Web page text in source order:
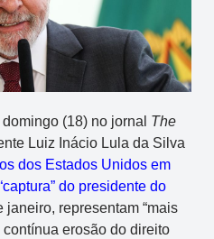
(18) no jornal The
Luiz Inácio Lula da Silva
dos Estados Unidos em
do presidente do
janeiro, representam “mais
erosão do direito